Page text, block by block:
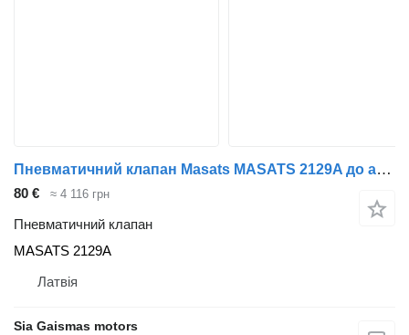
Пневматичний клапан Masats MASATS 2129A до автобуса Volvo
80 € ≈ 4 116 грн
Пневматичний клапан
MASATS 2129A
Латвія
Sia Gaismas motors